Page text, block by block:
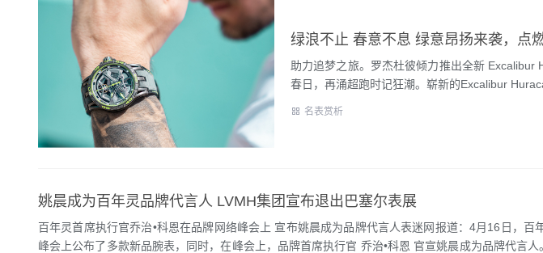
绿浪不止 春意不息 绿意昂扬来袭，点
助力追梦之旅。罗杰杜彼倾力推出全新
春日，再涌超跑时记狂潮。崭新的Excalibur
名表赏析
姚晨成为百年灵品牌代言人 LVMH集团宣布退出巴塞尔表展
百年灵首席执行官乔治•科恩在品牌网络峰会上 宣布姚晨成为品牌代言人表迷网报道：4月16日，百
峰会上公布了多款新品腕表，同时，在峰会上，品牌首席执行官 乔治•科恩 官宣姚晨成为品牌代言